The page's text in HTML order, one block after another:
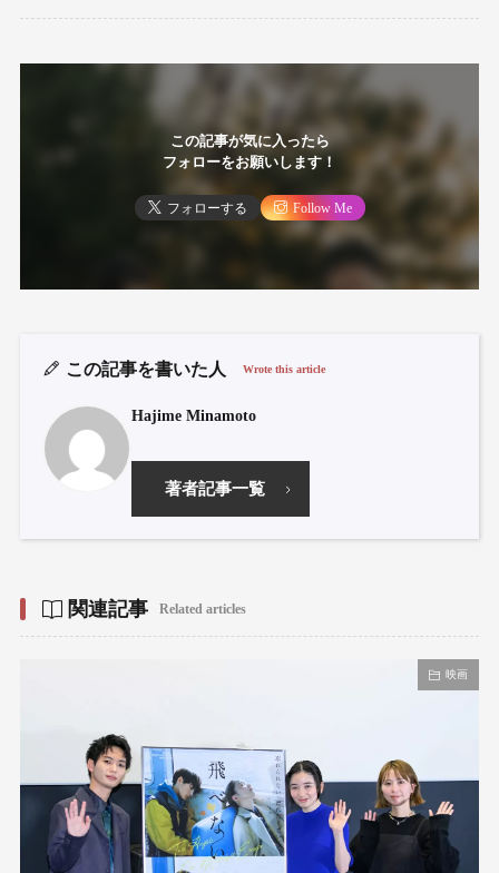
この記事が気に入ったら
フォローをお願いします！
フォローする Follow Me
この記事を書いた人 Wrote this article
Hajime Minamoto
著者記事一覧
関連記事 Related articles
映画